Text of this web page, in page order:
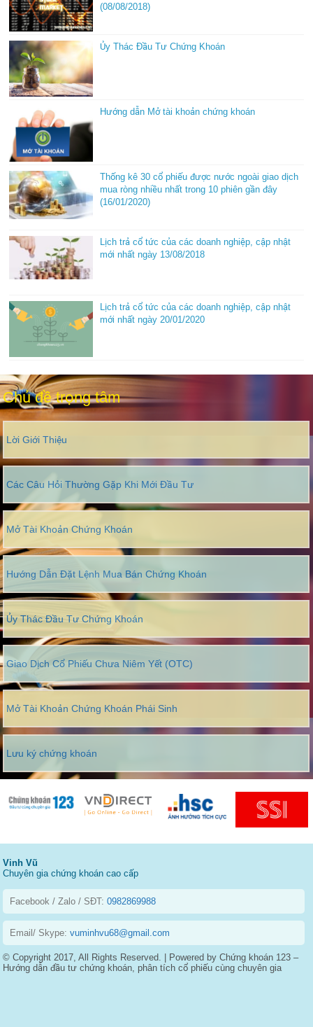
(08/08/2018)
Ủy Thác Đầu Tư Chứng Khoán
Hướng dẫn Mở tài khoản chứng khoán
Thống kê 30 cổ phiếu được nước ngoài giao dịch
mua ròng nhiều nhất trong 10 phiên gần đây
(16/01/2020)
Lịch trả cổ tức của các doanh nghiệp, cập nhật
mới nhất ngày 13/08/2018
Lịch trả cổ tức của các doanh nghiệp, cập nhật
mới nhất ngày 20/01/2020
Chủ đề trọng tâm
Lời Giới Thiệu
Các Câu Hỏi Thường Gặp Khi Mới Đầu Tư
Mở Tài Khoản Chứng Khoán
Hướng Dẫn Đặt Lệnh Mua Bán Chứng Khoán
Ủy Thác Đầu Tư Chứng Khoán
Giao Dịch Cổ Phiếu Chưa Niêm Yết (OTC)
Mở Tài Khoản Chứng Khoán Phái Sinh
Lưu ký chứng khoán
Vinh Vũ
Chuyên gia chứng khoán cao cấp
Facebook / Zalo / SĐT:0982869988
Email/ Skype:vuminhvu68@gmail.com
© Copyright 2017, All Rights Reserved. | Powered by Chứng khoán 123 –
Hướng dẫn đầu tư chứng khoán, phân tích cổ phiếu cùng chuyên gia